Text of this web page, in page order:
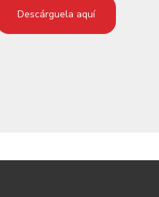
Descárguela aquí